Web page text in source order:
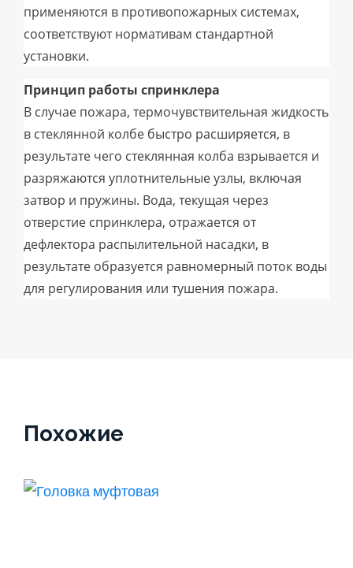
применяются в противопожарных системах,
соответствуют нормативам стандартной
установки.
Принцип работы спринклера
В случае пожара, термочувствительная жидкость
в стеклянной колбе быстро расширяется, в
результате чего стеклянная колба взрывается и
разряжаются уплотнительные узлы, включая
затвор и пружины. Вода, текущая через
отверстие спринклера, отражается от
дефлектора распылительной насадки, в
результате образуется равномерный поток воды
для регулирования или тушения пожара.
Похожие